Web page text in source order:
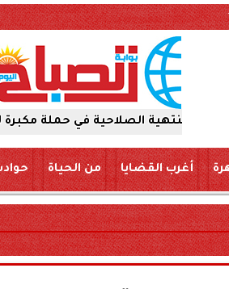
في حملة مكبرة لضبط
أغرب القضايا من الحياة